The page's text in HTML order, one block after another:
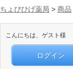
ちょびひげ薬局 > 商品
こんにちは、ゲスト様
ログイン